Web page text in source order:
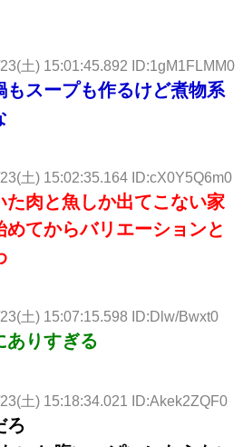
土) 15:01:45.892 ID:1gM1FLMM0
もスープも作るけど煮物系
土) 15:02:35.164 ID:cX0Y5Q6m0
た肉と魚しか出てこない家
てからバリエーションと
土) 15:07:15.598 ID:Dlw/Bwxt0
ありすぎる
土) 15:18:34.021 ID:Akek2ZQF0
ろ